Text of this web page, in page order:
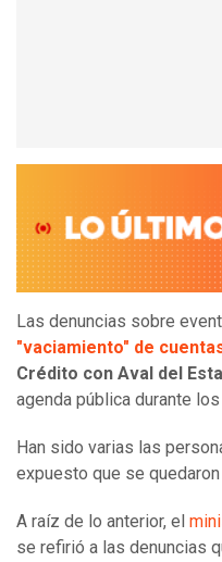
Las denuncias sobre
"vaciamiento" de
Crédito con Aval del
agenda pública durante
Han sido varias las
expuesto que se
A raíz de lo anterior, el
se refirió a las denuncias